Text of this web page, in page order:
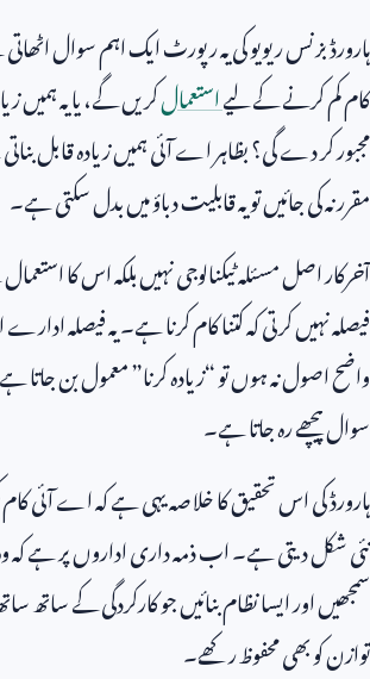
ہارورڈ بزنس ریویو کی یہ رپورٹ ایک اہم سوال
کام کم کرنے کے لیےاستعمالکریں گے، یا یہ ہمیں
مجبور کر دے گی؟ بظاہر اے آئی ہمیں زیادہ قابل
مقرر نہ کی جائیں تو یہ قابلیت دباؤ میں بدل سکتی ہے۔
آخرکار اصل مسئلہ ٹیکنالوجی نہیں بلکہ اس کا
فیصلہ نہیں کرتی کہ کتنا کام کرنا ہے۔ یہ فیصلہ
واضح اصول نہ ہوں تو “زیادہ کرنا” معمول بن جاتا
سوال پیچھے رہ جاتا ہے۔
ہارورڈ کی اس تحقیق کا خلاصہ یہی ہے کہ اے آئی کام
نئی شکل دیتی ہے۔ اب ذمہ داری اداروں پر ہے کہ
سمجھیں اور ایسا نظام بنائیں جو کارکردگی کے ساتھ
توازن کو بھی محفوظ رکھے۔